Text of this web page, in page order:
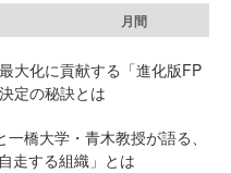
月間
大化に貢献する「進化版FP
定の秘訣とは
橋大学・青木教授が語る、
走する組織」とは